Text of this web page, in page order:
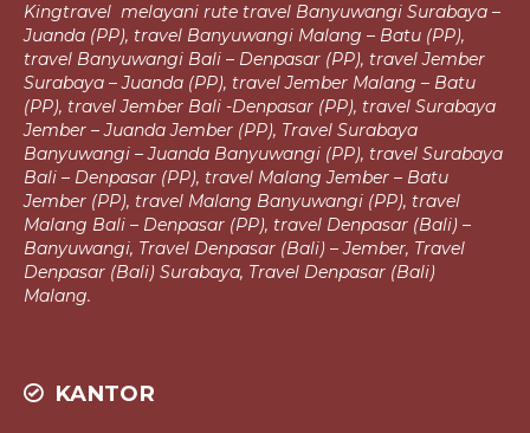
Kingtravel melayani rute travel Banyuwangi Surabaya –
Juanda (PP), travel Banyuwangi Malang – Batu (PP),
travel Banyuwangi Bali – Denpasar (PP), travel Jember
Surabaya – Juanda (PP), travel Jember Malang – Batu
(PP), travel Jember Bali -Denpasar (PP), travel Surabaya
Jember – Juanda Jember (PP), Travel Surabaya
Banyuwangi – Juanda Banyuwangi (PP), travel Surabaya
Bali – Denpasar (PP), travel Malang Jember – Batu
Jember (PP), travel Malang Banyuwangi (PP), travel
Malang Bali – Denpasar (PP), travel Denpasar (Bali) –
Banyuwangi, Travel Denpasar (Bali) – Jember, Travel
Denpasar (Bali) Surabaya, Travel Denpasar (Bali)
Malang.
KANTOR